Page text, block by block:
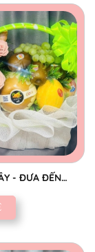
- ĐƯA ĐẾN